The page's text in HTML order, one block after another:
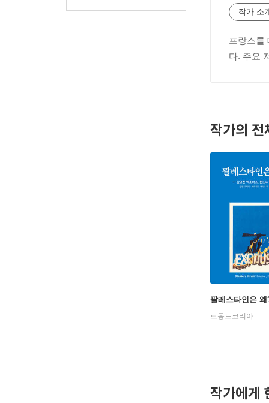
작가 소
프랑스를
다. 주요
작가의 전
팔레스타인은 왜
르몽드코리아
작가에게